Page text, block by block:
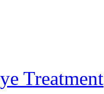
Treatment